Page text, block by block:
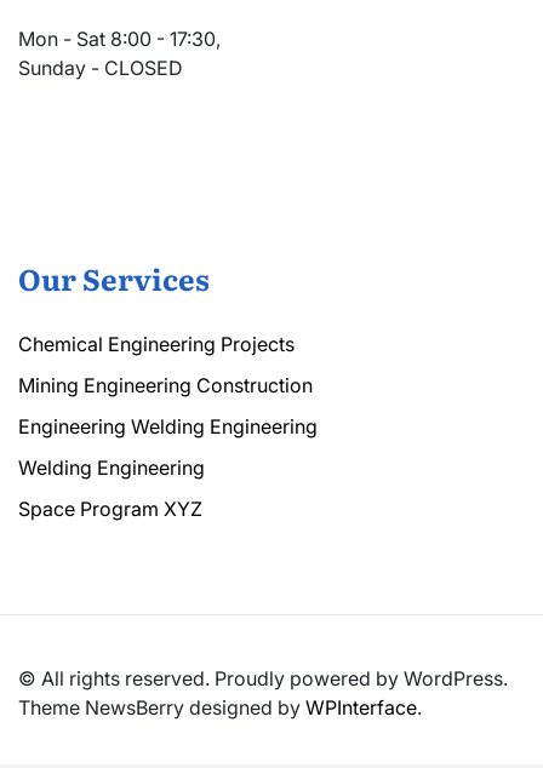
Mon - Sat 8:00 - 17:30,
Sunday - CLOSED
Our Services
Chemical Engineering Projects
Mining Engineering Construction
Engineering Welding Engineering
Welding Engineering
Space Program XYZ
© All rights reserved. Proudly powered by WordPress.
Theme NewsBerry designed by WPInterface.